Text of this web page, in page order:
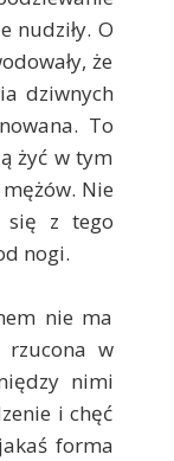
nudziły. O
że
dziwnych
To
żyć w tym
Nie
się z tego
nogi.
nie ma
rzucona w
nimi
i chęć
forma